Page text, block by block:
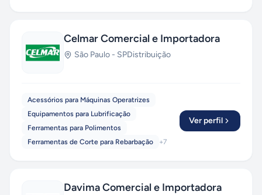
Celmar Comercial e Importadora
São Paulo - SPDistribuição
Acessórios para Máquinas Operatrizes
Equipamentos para Lubrificação
Ferramentas para Polimentos
Ferramentas de Corte para Rebarbação
+7
Ver perfil
Davima Comercial e Importadora